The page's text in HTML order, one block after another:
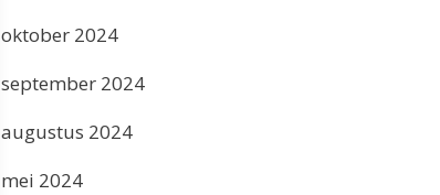
oktober 2024
september 2024
augustus 2024
mei 2024